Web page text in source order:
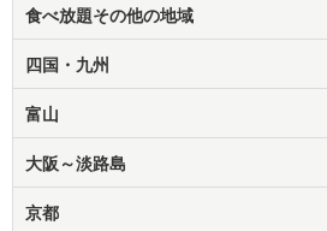
食べ放題その他の地域
四国・九州
富山
大阪～淡路島
京都